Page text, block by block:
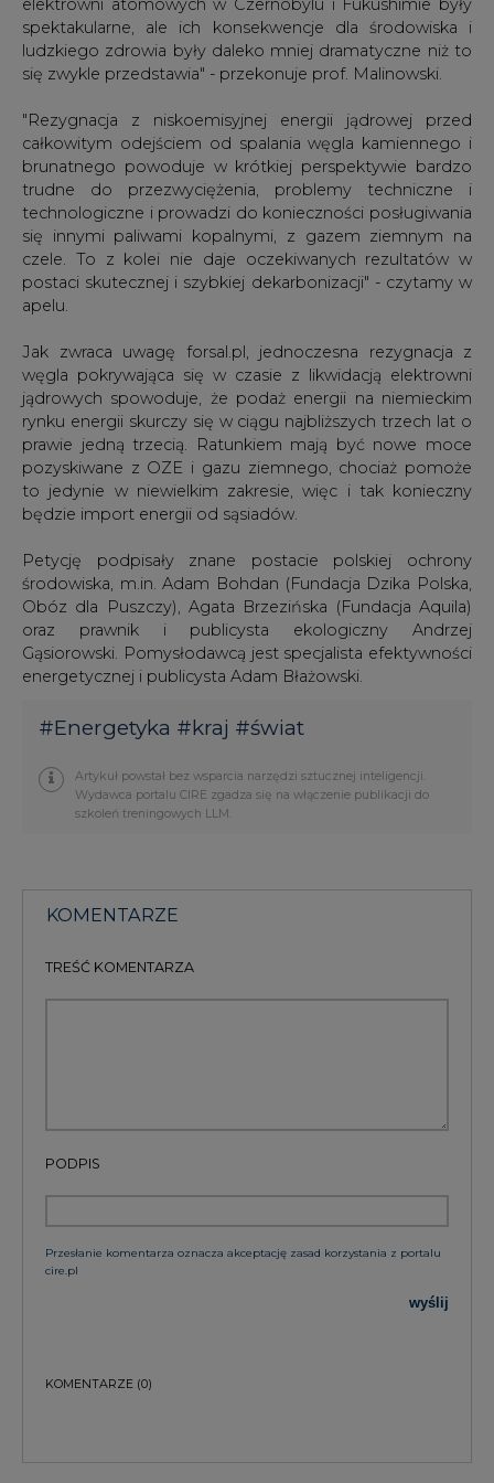
"Rezygnacja z niskoemisyjnej energii jądrowej przed
całkowitym odejściem od spalania węgla kamiennego i
brunatnego powoduje w krótkiej perspektywie bardzo
technologiczne i prowadzi do konieczności posługiwania
się innymi paliwami kopalnymi, z gazem ziemnym na
czele. To z kolei nie daje oczekiwanych rezultatów w
postaci skutecznej i szybkiej dekarbonizacji" - czytamy w
apelu.
Jak zwraca uwagę forsal.pl, jednoczesna rezygnacja z
węgla pokrywająca się w czasie z likwidacją elektrowni
jądrowych spowoduje, że podaż energii na niemieckim
prawie jedną trzecią. Ratunkiem mają być nowe moce
pozyskiwane z OZE i gazu ziemnego, chociaż pomoże
to jedynie w niewielkim zakresie, więc i tak konieczny
będzie import energii od sąsiadów.
Petycję podpisały znane postacie polskiej ochrony
środowiska, m.in. Adam Bohdan (Fundacja Dzika Polska,
Obóz dla Puszczy), Agata Brzezińska (Fundacja Aquila)
Gąsiorowski. Pomysłodawcą jest specjalista efektywności
energetycznej i publicysta Adam Błażowski.
# Energetyka #kraj #świat
Artykuł powstał bez wsparcia narzędzi sztucznej inteligencji.
szkoleń treningowych LLM.
KOMENTARZE
Przesłanie komentarza oznacza akceptację zasad korzystania z portalu
Podając adres e-mail wyrażają Państwo zgodę